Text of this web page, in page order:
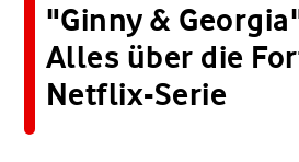
"Ginny &
Alles über die
Netflix-Serie